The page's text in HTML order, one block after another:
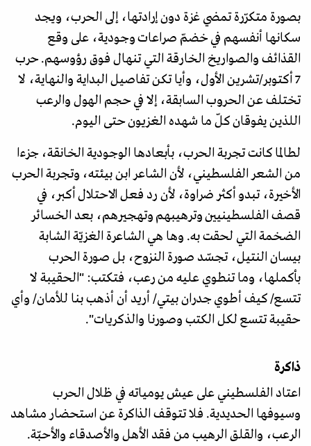
بصورة متكرّرة تمضي غزة دون إرادتها، إلى الحرب، ويجد
سكانها أنفسهم في خضمّ صراعات وجودية، على وقع
القذائف والصواريخ الخارقة التي تنهال فوق رؤوسهم. حرب
7 أكتوبر/تشرين الأول، وأيا تكن تفاصيل البداية والنهاية، لا
تختلف عن الحروب السابقة، إلا في حجم الهول والرعب
اللذين يفوقان كلّ ما شهده الغزيون حتى اليوم.
لطالما كانت تجربة الحرب، بأبعادها الوجودية الخانقة، جزءا
من الشعر الفلسطيني، لأن الشاعر ابن بيئته، وتجربة الحرب
الأخيرة، تبدو أكثر ضراوة، لأن رد فعل الاحتلال أكبر، في
قصف الفلسطينيين وترهيبهم وتهجيرهم، بعد الخسائر
الضخمة التي لحقت به. وها هي الشاعرة الغزيّة الشابة
بيسان النتيل، تجسّد صورة النزوح، بل صورة الحرب
بأكملها، وما تنطوي عليه من رعب، فتكتب: "الحقيبة لا
تتسع/ كيف أطوي جدران بيتي/ أريد أن أذهب بنا للأمان/ وأي
حقيبة تتسع لكل الكتب وصورنا والذكريات".
ذاكرة
اعتاد الفلسطيني على عيش يومياته في ظلال الحرب
وسيوفها الحديدية. فلا تتوقف الذاكرة عن استحضار مشاهد
الرعب، والقلق الرهيب من فقد الأهل والأصدقاء والأحبّة.